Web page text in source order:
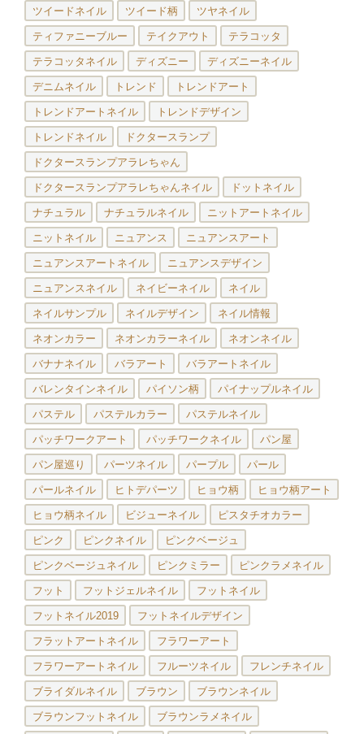
ツイードネイル ツイード柄 ツヤネイル
ティファニーブルー テイクアウト テラコッタ
テラコッタネイル ディズニー ディズニーネイル
デニムネイル トレンド トレンドアート
トレンドアートネイル トレンドデザイン
トレンドネイル ドクタースランプ
ドクタースランプアラレちゃん
ドクタースランプアラレちゃんネイル ドットネイル
ナチュラル ナチュラルネイル ニットアートネイル
ニットネイル ニュアンス ニュアンスアート
ニュアンスアートネイル ニュアンスデザイン
ニュアンスネイル ネイビーネイル ネイル
ネイルサンプル ネイルデザイン ネイル情報
ネオンカラー ネオンカラーネイル ネオンネイル
バナナネイル バラアート バラアートネイル
バレンタインネイル パイソン柄 パイナップルネイル
パステル パステルカラー パステルネイル
パッチワークアート パッチワークネイル パン屋
パン屋巡り パーツネイル パープル パール
パールネイル ヒトデパーツ ヒョウ柄 ヒョウ柄アート
ヒョウ柄ネイル ビジューネイル ピスタチオカラー
ピンク ピンクネイル ピンクベージュ
ピンクベージュネイル ピンクミラー ピンクラメネイル
フット フットジェルネイル フットネイル
フットネイル2019 フットネイルデザイン
フラットアートネイル フラワーアート
フラワーアートネイル フルーツネイル フレンチネイル
ブライダルネイル ブラウン ブラウンネイル
ブラウンフットネイル ブラウンラメネイル